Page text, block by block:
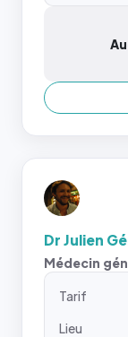
Dr Julien
Médecin
Tarif
Lieu